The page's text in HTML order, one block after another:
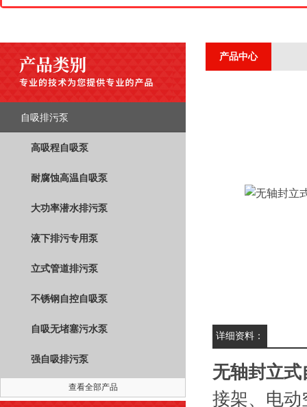
自吸排污泵
高吸程自吸泵
耐腐蚀高温自吸泵
大功率潜水排污泵
液下排污专用泵
立式管道排污泵
不锈钢自控自吸泵
自吸无堵塞污水泵
强自吸排污泵
查看全部产品
产品中心
详细资料：
无轴封立
接架、电